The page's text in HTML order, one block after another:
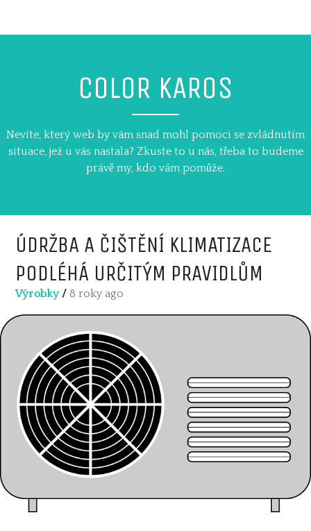
COLOR KAROS
Nevíte, který web by vám snad mohl pomoci se zvládnutím
situace, jež u vás nastala? Zkuste to u nás, třeba to budeme
právě my, kdo vám pomůže.
ÚDRŽBA A ČIŠTĚNÍ KLIMATIZACE
PODLÉHÁ URČITÝM PRAVIDLŮM
Výrobky/8 roky ago